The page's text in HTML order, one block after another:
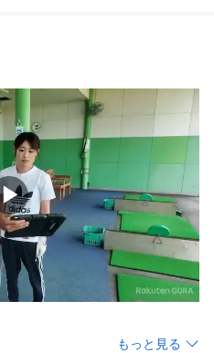
ップ
から同じ目的をもつ仲間、
ない ゴルフ仲間を見つけて
象のコンペやゴルフ合宿も
スン以外でもおもいっきりゴ
。
トレーニング
ドレッスンで、日頃の練習の
践的なトレーニングでさら
だけます。 また、はじめて
▶
もっと見る